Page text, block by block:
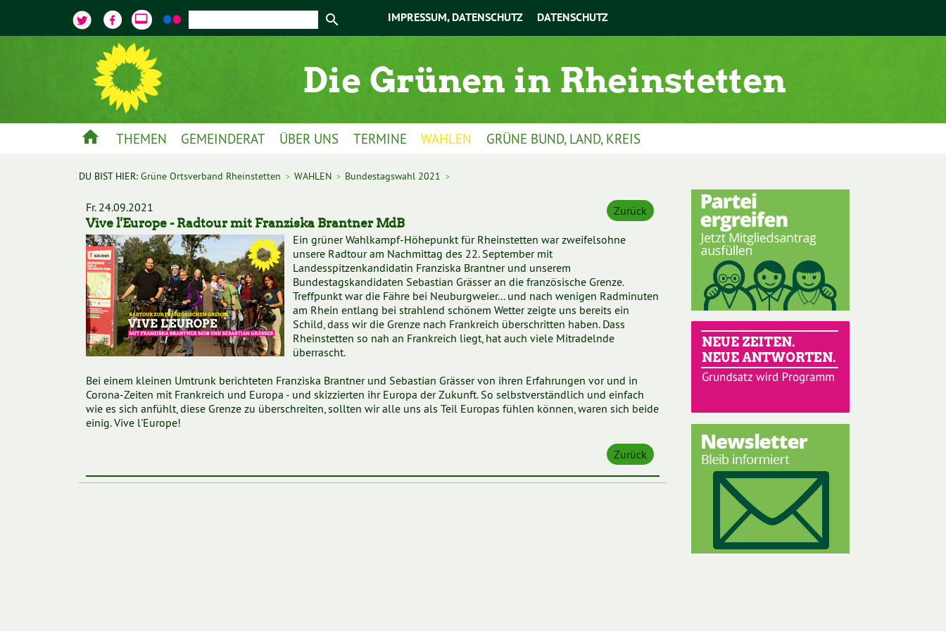
video_label IMPRESSUM, DATENSCHUTZ DATENSCHUTZ
home THEMEN GEMEINDERAT ÜBER UNS TERMINE WAHLEN GRÜNE BUND, LAND, KREIS
DU BIST HIER: Grüne Ortsverband Rheinstetten > WAHLEN > Bundestagswahl 2021 >
Zurück
Fr. 24.09.2021
Vive l'Europe - Radtour mit Franziska Brantner MdB
Ein grüner Wahlkampf-Höhepunkt für Rheinstetten war zweifelsohne
unsere Radtour am Nachmittag des 22. September mit
Landesspitzenkandidatin Franziska Brantner und unserem
Bundestagskandidaten Sebastian Grässer an die französische Grenze.
Treffpunkt war die Fähre bei Neuburgweier... und nach wenigen Radminuten
am Rhein entlang bei strahlend schönem Wetter zeigte uns bereits ein
Schild, dass wir die Grenze nach Frankreich überschritten haben. Dass
Rheinstetten so nah an Frankreich liegt, hat auch viele Mitradelnde
überrascht.
Bei einem kleinen Umtrunk berichteten Franziska Brantner und Sebastian Grässer von ihren Erfahrungen vor und in
Corona-Zeiten mit Frankreich und Europa - und skizzierten ihr Europa der Zukunft. So selbstverständlich und einfach
wie es sich anfühlt, diese Grenze zu überschreiten, sollten wir alle uns als Teil Europas fühlen können, waren sich beide
einig. Vive l'Europe!
Zurück